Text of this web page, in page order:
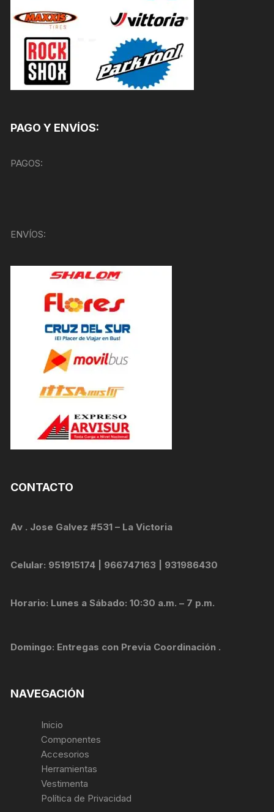
PAGO Y ENVÍOS:
PAGOS:
ENVÍOS:
CONTACTO
Av . Jose Galvez #531 – La Victoria
Celular: 951915174 | 966747163 | 931986430
Horario: Lunes a Sábado: 10:30 a.m. – 7 p.m.
Domingo: Entregas con Previa Coordinación .
NAVEGACIÓN
Inicio
Componentes
Accesorios
Herramientas
Vestimenta
Política de Privacidad